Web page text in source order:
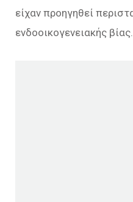
είχαν προηγηθεί
ενδοοικογενειακής βίας.